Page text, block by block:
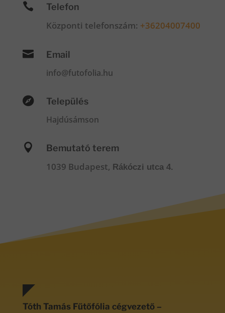
 Telefon
Központi telefonszám: +36204007400
 Email
info@futofolia.hu
 Település
Hajdúsámson
 Bemutató terem
1039 Budapest, Rákóczi utca 4.
Tóth Tamás Fűtőfólia cégvezető –